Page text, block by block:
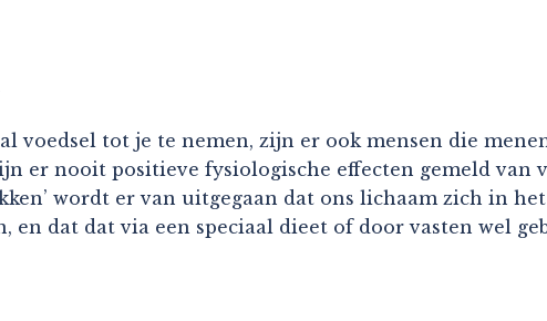
voedsel tot je te nemen, zijn er ook mensen die
er nooit positieve fysiologische effecten gemeld van
wordt er van uitgegaan dat ons lichaam zich in
en dat dat via een speciaal dieet of door vasten wel